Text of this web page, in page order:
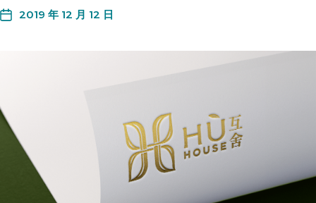
2019 年 12 月 12 日